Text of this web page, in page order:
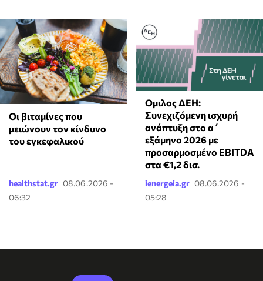
Οι βιταμίνες που
μειώνουν τον κίνδυνο
του εγκεφαλικού
healthstat.gr 08.06.2026 -
06:32
Ομιλος ΔΕΗ:
Συνεχιζόμενη ισχυρή
ανάπτυξη στο α΄
εξάμηνο 2026 με
προσαρμοσμένο EBITDA
στα €1,2 δισ.
ienergeia.gr 08.06.2026 -
05:28